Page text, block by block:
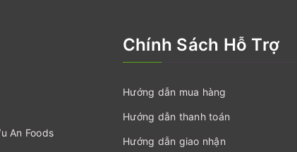
An Foods
Chính Sách Hỗ Trợ
Hướng dẫn mua hàng
Hướng dẫn thanh toán
Hướng dẫn giao nhận